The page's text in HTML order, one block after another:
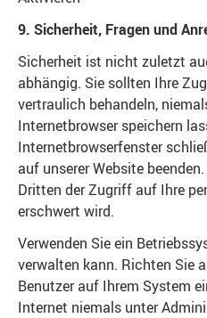
9. Sicherheit, Fragen und
Sicherheit ist nicht zuletzt
abhängig. Sie sollten Ihre
vertraulich behandeln,
Internetbrowser speichern
Internetbrowserfenster
auf unserer Website
Dritten der Zugriff auf Ihre
erschwert wird.
Verwenden Sie ein
verwalten kann. Richten Sie
Benutzer auf Ihrem System
Internet niemals unter